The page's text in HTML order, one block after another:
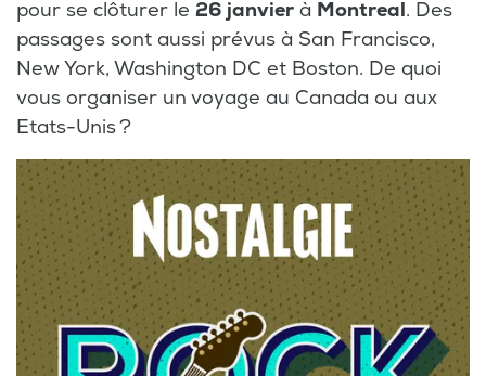
pour se clôturer le 26 janvier à Montreal. Des
passages sont aussi prévus à San Francisco,
New York, Washington DC et Boston. De quoi
vous organiser un voyage au Canada ou aux
Etats-Unis ?